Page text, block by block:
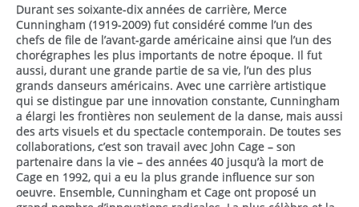
Durant ses soixante-dix années de carrière, Merce
Cunningham (1919-2009) fut considéré comme l’un des
chefs de file de l’avant-garde américaine ainsi que l’un des
chorégraphes les plus importants de notre époque. Il fut
aussi, durant une grande partie de sa vie, l’un des plus
grands danseurs américains. Avec une carrière artistique
qui se distingue par une innovation constante, Cunningham
a élargi les frontières non seulement de la danse, mais aussi
des arts visuels et du spectacle contemporain. De toutes ses
collaborations, c’est son travail avec John Cage – son
partenaire dans la vie – des années 40 jusqu’à la mort de
Cage en 1992, qui a eu la plus grande influence sur son
oeuvre. Ensemble, Cunningham et Cage ont proposé un